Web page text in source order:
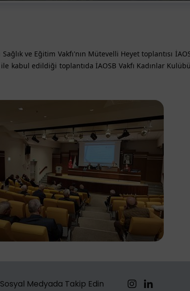
ve Eğitim Vakfı'nın Mütevelli Heyet toplantısı
kabul edildiği toplantıda İAOSB Vakfı Kadınlar
Sosyal Medyada Takip Edin